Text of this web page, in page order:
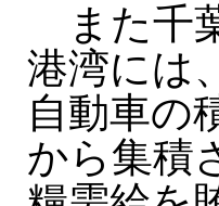
また千
港湾には
自動車の
から集積